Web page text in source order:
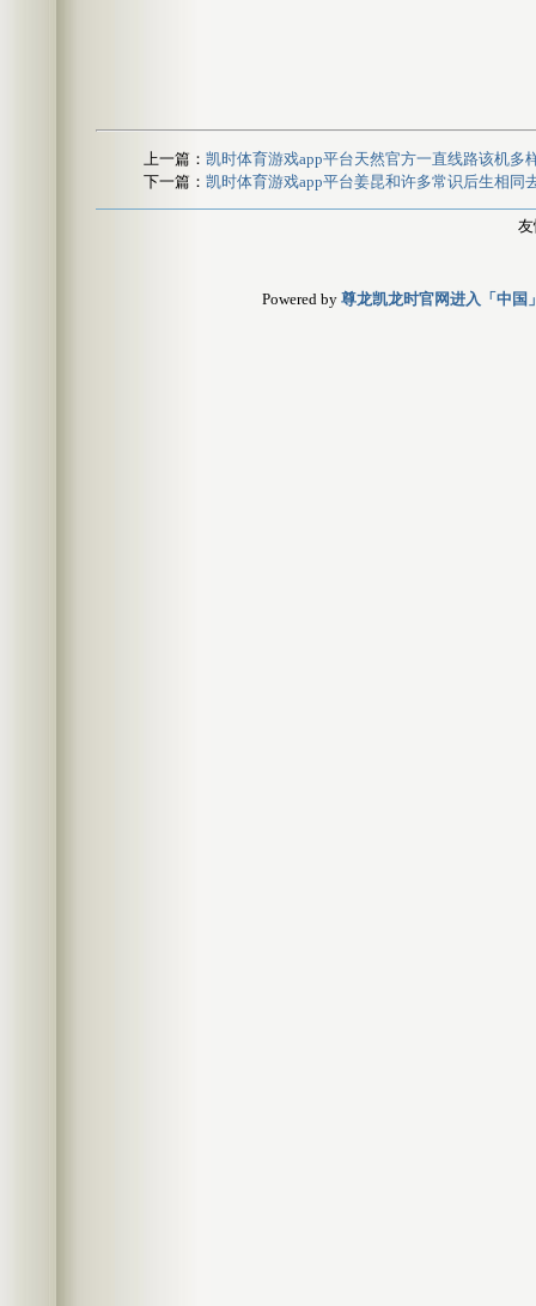
上一篇： 凯时体育游戏app平台天然官方一直线路该机多
下一篇： 凯时体育游戏app平台姜昆和许多常识后生相
Powered by 尊龙凯龙时官网进入「中国